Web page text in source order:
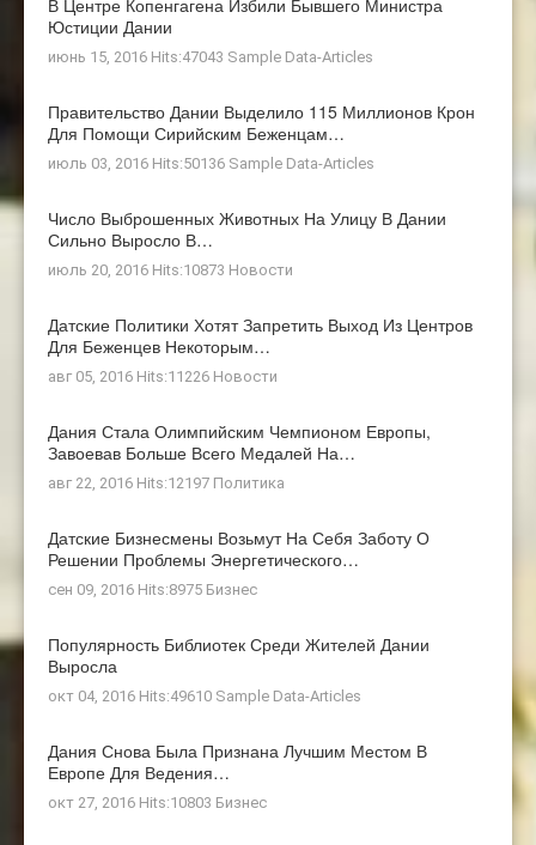
Юстиции Дании
июнь 15, 2016 Hits:47043 Sample Data-Articles
Правительство Дании Выделило 115 Миллионов Крон
Для Помощи Сирийским Беженцам…
июль 03, 2016 Hits:50136 Sample Data-Articles
Число Выброшенных Животных На Улицу В Дании
Сильно Выросло В…
июль 20, 2016 Hits:10873 Новости
Датские Политики Хотят Запретить Выход Из Центров
Для Беженцев Некоторым…
авг 05, 2016 Hits:11226 Новости
Дания Стала Олимпийским Чемпионом Европы,
Завоевав Больше Всего Медалей На…
авг 22, 2016 Hits:12197 Политика
Датские Бизнесмены Возьмут На Себя Заботу О
Решении Проблемы Энергетического…
сен 09, 2016 Hits:8975 Бизнес
Популярность Библиотек Среди Жителей Дании
Выросла
окт 04, 2016 Hits:49610 Sample Data-Articles
Дания Снова Была Признана Лучшим Местом В
Европе Для Ведения…
окт 27, 2016 Hits:10803 Бизнес